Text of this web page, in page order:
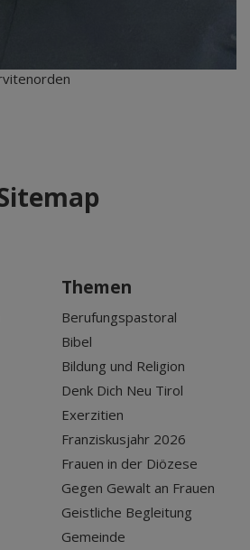
Themen
Berufungspastoral
Bibel
Bildung und Religion
Denk Dich Neu Tirol
Exerzitien
Franziskusjahr 2026
Frauen in der Diözese
Gegen Gewalt an Frauen
Geistliche Begleitung
Gemeinde